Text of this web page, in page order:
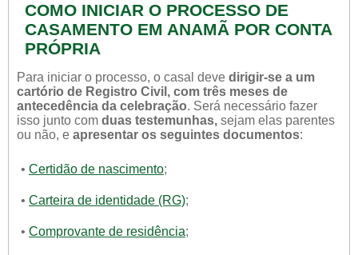
COMO INICIAR O PROCESSO DE
CASAMENTO EM ANAMÃ POR CONTA
PRÓPRIA
Para iniciar o processo, o casal deve dirigir-se a um
cartório de Registro Civil, com três meses de
antecedência da celebração. Será necessário fazer
isso junto com duas testemunhas, sejam elas parentes
ou não, e apresentar os seguintes documentos:
• Certidão de nascimento;
• Carteira de identidade (RG);
• Comprovante de residência;